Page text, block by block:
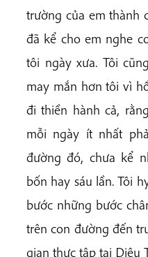
trường của em thành
đã kể cho em nghe
tôi ngày xưa. Tôi
may mắn hơn tôi vì
đi thiền hành cả,
mỗi ngày ít nhất
đường đó, chưa kể
bốn hay sáu lần. Tôi
bước những bước
trên con đường đến
gian thực tập tại Diệu